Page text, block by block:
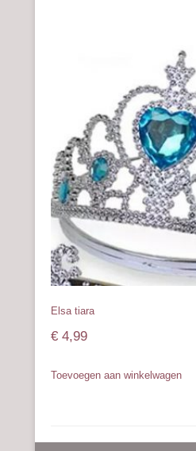
optie
kan
gekozen
worden
op
de
productpagina
Elsa tiara
€ 4,99
Toevoegen aan winkelwagen